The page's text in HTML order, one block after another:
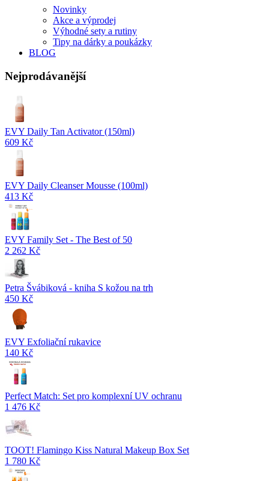
Novinky
Akce a výprodej
Výhodné sety a rutiny
Tipy na dárky a poukázky
BLOG
Nejprodávanější
EVY Daily Tan Activator (150ml)
609 Kč
EVY Daily Cleanser Mousse (100ml)
413 Kč
EVY Family Set - The Best of 50
2 262 Kč
Petra Švábiková - kniha S kožou na trh
450 Kč
EVY Exfoliační rukavice
140 Kč
Perfect Match: Set pro komplexní UV ochranu
1 476 Kč
TOOT! Flamingo Kiss Natural Makeup Box Set
1 780 Kč